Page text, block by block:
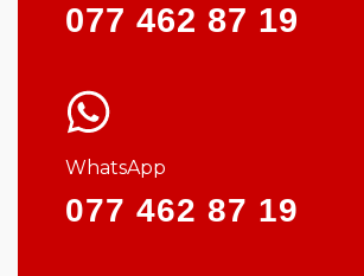
077 462 87 19
WhatsApp
077 462 87 19